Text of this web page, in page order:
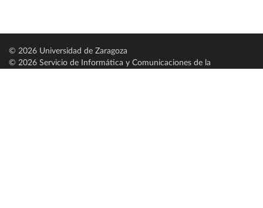
© 2026 Universidad de Zaragoza
© 2026 Servicio de Informática y Comunicaciones de la